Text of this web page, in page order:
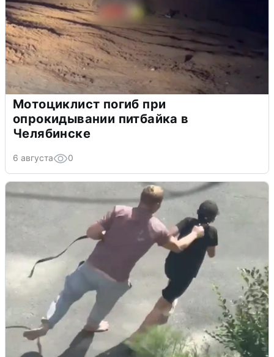
Мотоциклист погиб при
опрокидывании питбайка в
Челябинске
6 августа 0